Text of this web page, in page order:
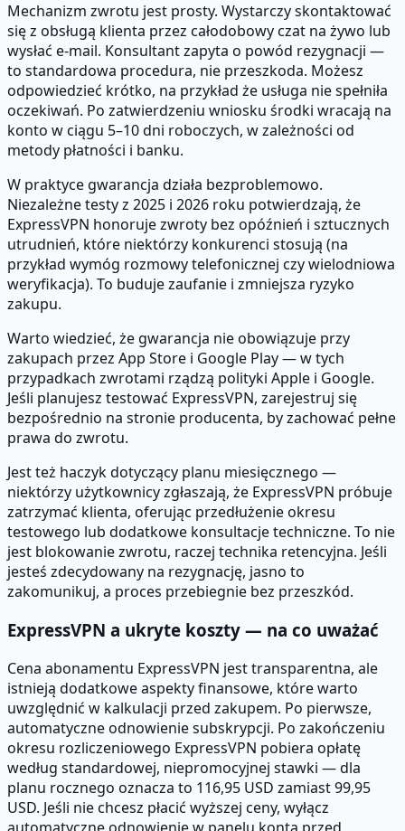
Mechanizm zwrotu jest prosty. Wystarczy skontaktować
się z obsługą klienta przez całodobowy czat na żywo lub
wysłać e-mail. Konsultant zapyta o powód rezygnacji —
to standardowa procedura, nie przeszkoda. Możesz
odpowiedzieć krótko, na przykład że usługa nie spełniła
oczekiwań. Po zatwierdzeniu wniosku środki wracają na
konto w ciągu 5–10 dni roboczych, w zależności od
metody płatności i banku.
W praktyce gwarancja działa bezproblemowo.
Niezależne testy z 2025 i 2026 roku potwierdzają, że
ExpressVPN honoruje zwroty bez opóźnień i sztucznych
utrudnień, które niektórzy konkurenci stosują (na
przykład wymóg rozmowy telefonicznej czy wielodniowa
weryfikacja). To buduje zaufanie i zmniejsza ryzyko
zakupu.
Warto wiedzieć, że gwarancja nie obowiązuje przy
zakupach przez App Store i Google Play — w tych
przypadkach zwrotami rządzą polityki Apple i Google.
Jeśli planujesz testować ExpressVPN, zarejestruj się
bezpośrednio na stronie producenta, by zachować pełne
prawa do zwrotu.
Jest też haczyk dotyczący planu miesięcznego —
niektórzy użytkownicy zgłaszają, że ExpressVPN próbuje
zatrzymać klienta, oferując przedłużenie okresu
testowego lub dodatkowe konsultacje techniczne. To nie
jest blokowanie zwrotu, raczej technika retencyjna. Jeśli
jesteś zdecydowany na rezygnację, jasno to
zakomunikuj, a proces przebiegnie bez przeszkód.
ExpressVPN a ukryte koszty — na co uważać
Cena abonamentu ExpressVPN jest transparentna, ale
istnieją dodatkowe aspekty finansowe, które warto
uwzględnić w kalkulacji przed zakupem. Po pierwsze,
automatyczne odnowienie subskrypcji. Po zakończeniu
okresu rozliczeniowego ExpressVPN pobiera opłatę
według standardowej, niepromocyjnej stawki — dla
planu rocznego oznacza to 116,95 USD zamiast 99,95
USD. Jeśli nie chcesz płacić wyższej ceny, wyłącz
automatyczne odnowienie w panelu konta przed